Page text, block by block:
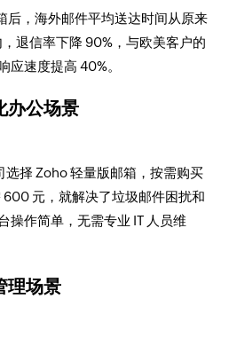
后，海外邮件平均送达时间从原来
退信率下降 90%，与欧美客户的
应速度提高 40%。​
办公场景​
选择 Zoho 轻量版邮箱，按需购买
元，就解决了垃圾邮件困扰和
操作简单，无需专业 IT 人员维
理场景​